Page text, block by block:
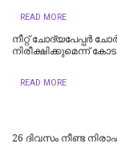
READ MORE
നീറ്റ് ചോദ്യപേപ്പര്‍
നിരീക്ഷിക്കുമെന്ന്
READ MORE
26 ദിവസം നീണ്ട